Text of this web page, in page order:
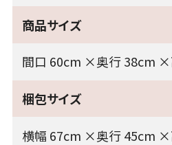
商品サイズ
間口 60cm ×奥行 38cm ×
梱包サイズ
横幅 67cm ×奥行 45cm ×